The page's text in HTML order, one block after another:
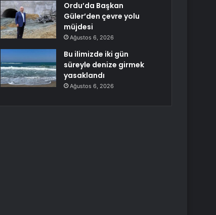
Ordu’da Başkan
Güler’den çevre yolu
müjdesi
Ağustos 6, 2026
Bu ilimizde iki gün
süreyle denize girmek
yasaklandı
Ağustos 6, 2026